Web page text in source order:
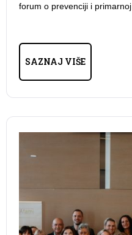
forum o prevenciji i primarnoj
SAZNAJ VIŠE